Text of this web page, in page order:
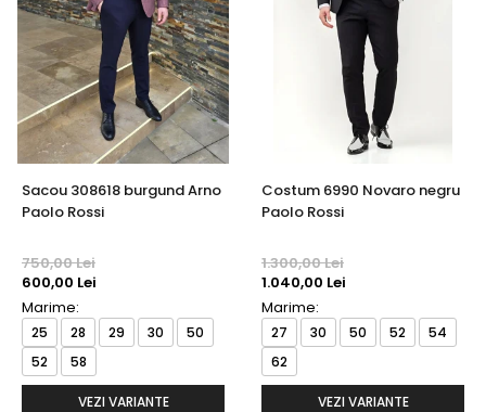
Paltoane
Pardesie
Veste dama
Tricotaje dama
Accesorii dama
Curele dama
Genti dama
Esarfe, Fulare dama
Trench
Pijamale dama
Salopete dama
Hanorace
Pantaloni barbati
Sacou 308618 burgund Arno
Paolo Rossi
750,00 Lei
600,00 Lei
Marime:
25 28 29 30
50
52
58
VEZI VARIANTE
Costum 6990 Novaro negru
Paolo Rossi
1.300,00 Lei
1.040,00 Lei
Marime:
27 30 50 52
54
62
VEZI VARIANTE